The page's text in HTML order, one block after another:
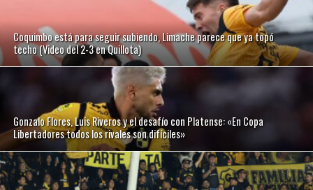
Coquimbo está para seguir subiendo, Limache parece que ya topó
techo (Video del 2-3 en Quillota)
Gonzalo Flores, Luis Riveros y el desafío con Platense: «En Copa
Libertadores todos los rivales son difíciles»